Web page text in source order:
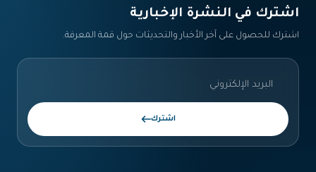
اشترك في النشرة الإخبارية‎
اشترك للحصول على آخر الأخبار والتحديثات حول قمة المعرفة.
اشترك